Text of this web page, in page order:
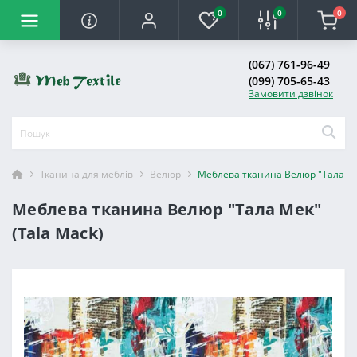
0 0 0
(067) 761-96-49
(099) 705-65-43
Замовити дзвінок
Тканина для меблів Велюр Меблева тканина Велюр "Тала
Меблева тканина Велюр "Тала Мек"
(Tala Mack)